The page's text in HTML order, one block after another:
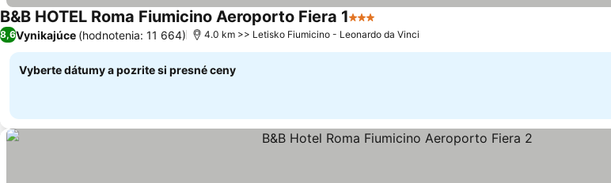
B&B HOTEL Roma Fiumicino Aeroporto Fiera 13 Počet hviezdičiek
8,6Vynikajúce (hodnotenia: 11 664) 4.0 km >> Letisko Fiumicino - Leonardo da Vinci
Vyberte dátumy a pozrite si presné ceny